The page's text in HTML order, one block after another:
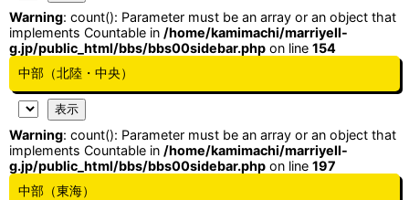
Warning: count(): Parameter must be an array or an object that
implements Countable in /home/kamimachi/marriyell-
g.jp/public_html/bbs/bbs00sidebar.php on line 154
中部（北陸・中央）
Warning: count(): Parameter must be an array or an object that
implements Countable in /home/kamimachi/marriyell-
g.jp/public_html/bbs/bbs00sidebar.php on line 197
中部（東海）